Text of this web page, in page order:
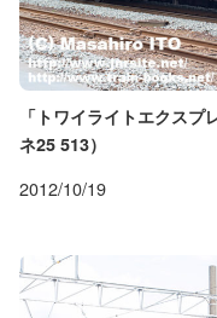
「トワイライトエクス
ネ25 513）
2012/10/19